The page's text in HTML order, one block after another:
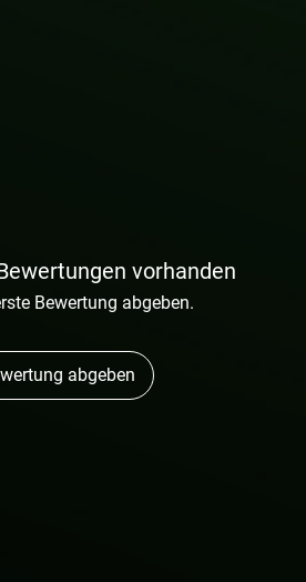
vorhanden
Bewertung abgeben.
abgeben